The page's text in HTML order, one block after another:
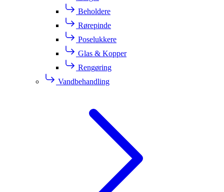
Beholdere
Rørepinde
Poselukkere
Glas & Kopper
Rengøring
Vandbehandling